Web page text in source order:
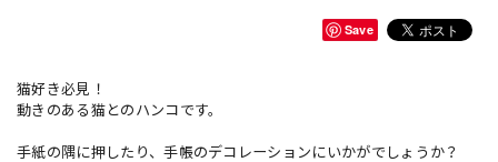
Save
猫好き必見！
動きのある猫とのハンコです。
手紙の隅に押したり、手帳のデコレーションにいかがでしょうか？